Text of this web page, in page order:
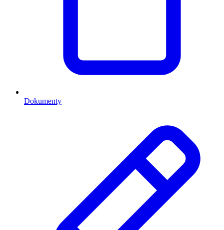
Dokumenty